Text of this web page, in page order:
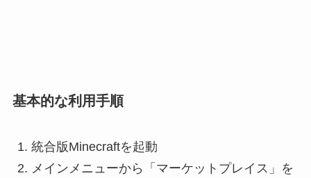
基本的な利用手順
統合版Minecraftを起動
メインメニューから「マーケットプレイス」を